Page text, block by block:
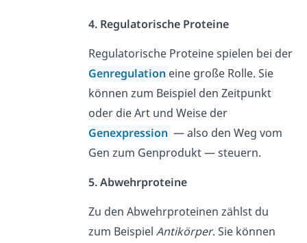
4. Regulatorische Proteine
Regulatorische Proteine spielen bei der
Genregulation eine große Rolle. Sie
können zum Beispiel den Zeitpunkt
oder die Art und Weise der
Genexpression — also den Weg vom
Gen zum Genprodukt — steuern.
5. Abwehrproteine
Zu den Abwehrproteinen zählst du
zum Beispiel Antikörper. Sie können